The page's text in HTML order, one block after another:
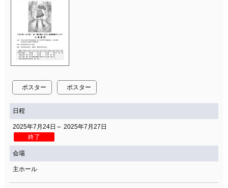
ポスター ポスター
日程
2025年7月24日～ 2025年7月27日
終了
会場
主ホール